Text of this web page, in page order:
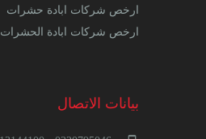
ارخص شركات ابادة حشرات
ارخص شركات ابادة الحشرات
بيانات الاتصال